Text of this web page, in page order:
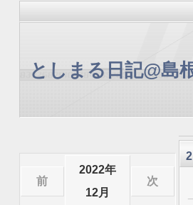
としまる日記@島
前
2022年
12月
次